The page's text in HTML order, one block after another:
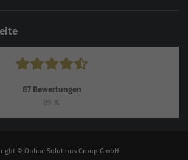
87Bewertungen
89 %
© Online Solutions Group GmbH